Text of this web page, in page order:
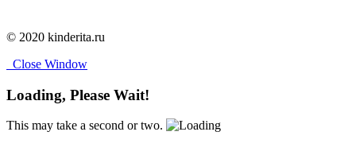
© 2020 kinderita.ru
Close Window
Loading, Please Wait!
This may take a second or two.